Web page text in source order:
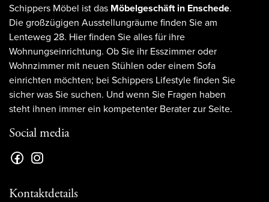
Schippers Möbel ist das Möbelgeschäft in Enschede.
Die großzügigen Ausstellungräume finden Sie am
Lenteweg 28. Hier finden Sie alles für ihre
Wohnungseinrichtung. Ob Sie ihr Esszimmer oder
Wohnzimmer mit neuen Stühlen oder einem Sofa
einrichten möchten; bei Schippers Lifestyle finden Sie
sicher was Sie suchen. Und wenn Sie Fragen haben
steht ihnen immer ein kompetenter Berater zur Seite.
Social media
Kontaktdetails